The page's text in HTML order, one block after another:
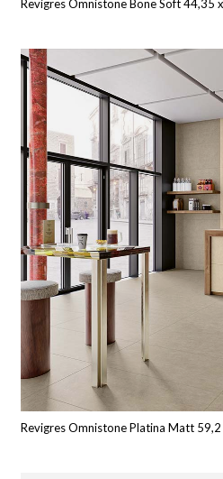
Revigres Omnistone Bone Soft 44,35
Revigres Omnistone Platina Matt